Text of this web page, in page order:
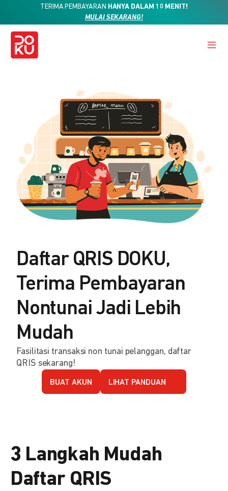
TERIMA PEMBAYARAN HANYA DALAM 10 MENIT!
MULAI SEKARANG!
Daftar QRIS DOKU,
Terima Pembayaran
Nontunai Jadi Lebih
Mudah
Fasilitasi transaksi non tunai pelanggan, daftar
QRIS sekarang!
BUAT AKUN LIHAT PANDUAN
3 Langkah Mudah
Daftar QRIS